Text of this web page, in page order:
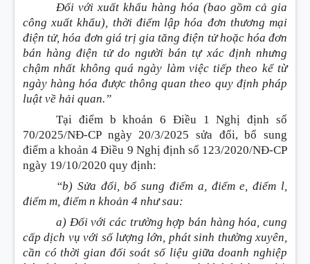
Đối với xuất khẩu hàng hóa (bao gồm cả gia
công xuất khẩu), thời điểm lập hóa đơn thương mại
điện tử, hóa đơn giá trị gia tăng điện tử hoặc hóa đơn
bán hàng điện tử do người bán tự xác định nhưng
chậm nhất không quá ngày làm việc tiếp theo kể từ
ngày hàng hóa được thông quan theo quy định pháp
luật về hải quan.”
Tại điểm b khoản 6 Điều 1 Nghị định số
70/2025/NĐ-CP ngày 20/3/2025 sửa đổi, bổ sung
điểm a khoản 4 Điều 9 Nghị định số 123/2020/NĐ-CP
ngày 19/10/2020 quy định:
“b) Sửa đổi, bổ sung điểm a, điểm e, điểm l,
điểm m, điểm n khoản 4 như sau:
a) Đối với các trường hợp bán hàng hóa, cung
cấp dịch vụ với số lượng lớn, phát sinh thường xuyên,
cần có thời gian đối soát số liệu giữa doanh nghiệp